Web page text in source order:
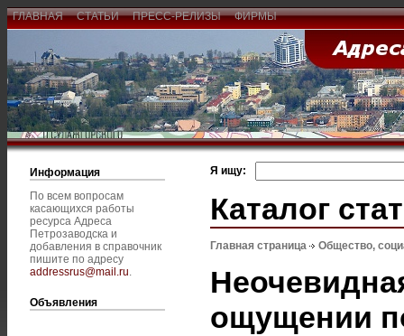
ГЛАВНАЯ СТАТЬИ ПРЕСС-РЕЛИЗЫ ФИРМЫ
Информация
По всем вопросам
касающихся работы
ресурса Адреса
Петрозаводска и
добавления в справочник
пишите по адресу
addressrus@mail.ru.
Объявления
Я ищу:
Каталог
Главная страница Общество,
ощущении